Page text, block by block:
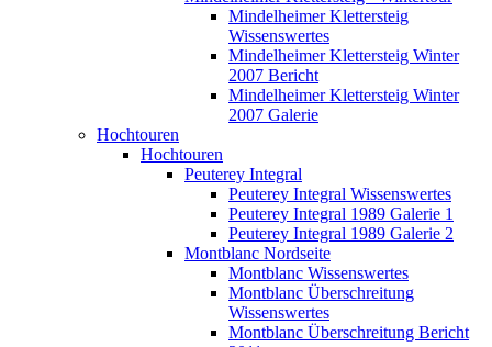
Mindelheimer Klettersteig
Wissenswertes
Mindelheimer Klettersteig Winter
2007 Bericht
Mindelheimer Klettersteig Winter
2007 Galerie
Hochtouren
Hochtouren
Peuterey Integral
Peuterey Integral Wissenswertes
Peuterey Integral 1989 Galerie 1
Peuterey Integral 1989 Galerie 2
Montblanc Nordseite
Montblanc Wissenswertes
Montblanc Überschreitung
Wissenswertes
Montblanc Überschreitung Bericht